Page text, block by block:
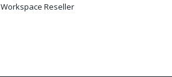
Workspace Reseller